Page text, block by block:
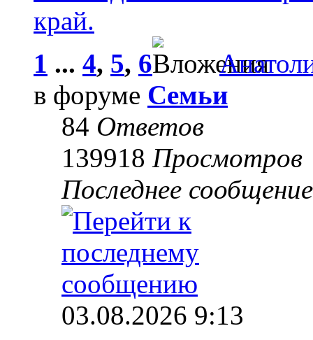
край.
1 ... 4, 5, 6
в форуме Семьи
84 Ответов
139918 Просмотров
Последнее
03.08.2026 9:13